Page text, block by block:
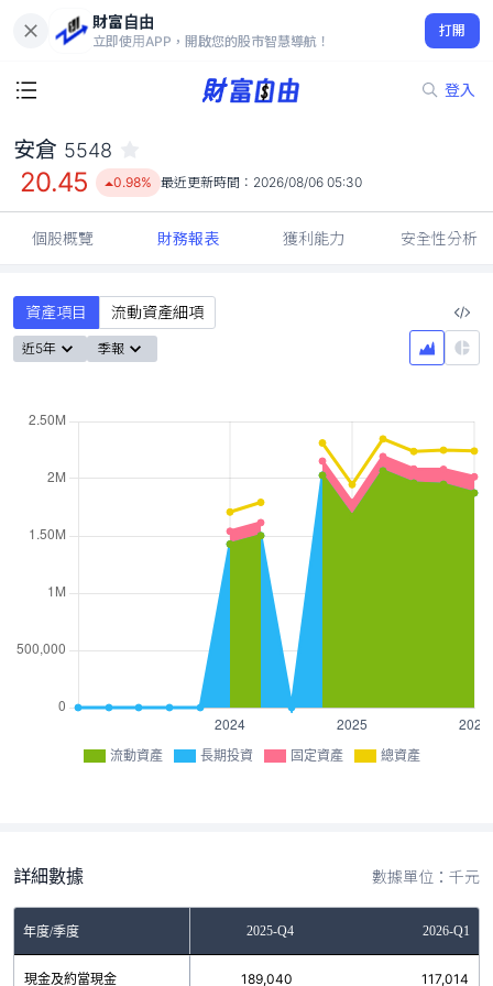
財富自由
立即使用APP，開啟您的股市智慧導航！
打開
登入
20.45
0.98%
安倉 5548
20.45 0.98% 最近更新時間： 2026/08/06 05:30
個股概覽 財務報表 獲利能力 安全性分析
資產項目 流動資產細項
近5年 季報
流動資產 長期投資 固定資產 總資產
詳細數據 數據單位：千元
年度/季度2025-Q3 2025-Q4 2026-Q1
現金及約當現金
183,479 189,040 117,014